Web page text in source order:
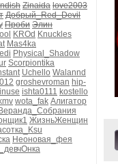
Zinaida love2003
Добрый_Red_Devil
Проби Элин
KROd Knuckles
Mas4ka
Physical_Shadow
Scorpiontika
Uchello Walannd
groshevroman hip-
inuse ishta0111 kostello
wota_fak Алигатор
Веранда_Собрания
ЖизньЖенщин
Неоновая_фея